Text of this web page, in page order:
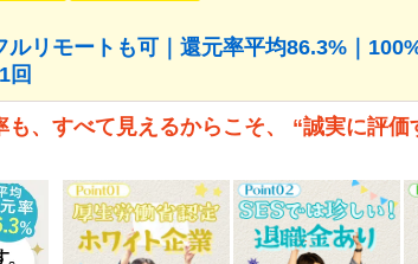
リモートも可｜還元率平均86.3%｜
回
、すべて見えるからこそ、 “誠実に評価